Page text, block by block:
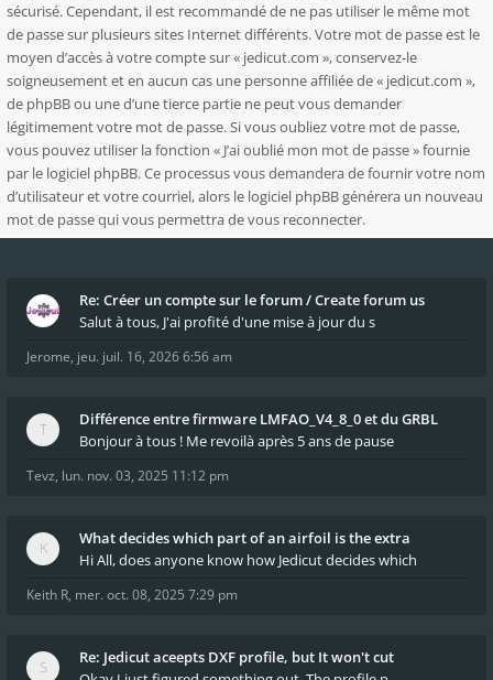
sécurisé. Cependant, il est recommandé de ne pas utiliser le même mot
de passe sur plusieurs sites Internet différents. Votre mot de passe est le
moyen d’accès à votre compte sur « jedicut.com », conservez-le
soigneusement et en aucun cas une personne affiliée de « jedicut.com »,
de phpBB ou une d’une tierce partie ne peut vous demander
légitimement votre mot de passe. Si vous oubliez votre mot de passe,
vous pouvez utiliser la fonction « J’ai oublié mon mot de passe » fournie
par le logiciel phpBB. Ce processus vous demandera de fournir votre nom
d’utilisateur et votre courriel, alors le logiciel phpBB générera un nouveau
mot de passe qui vous permettra de vous reconnecter.
Re: Créer un compte sur le forum / Create forum us
Salut à tous, J'ai profité d'une mise à jour du s
Jerome, jeu. juil. 16, 2026 6:56 am
Différence entre firmware LMFAO_V4_8_0 et du GRBL
Bonjour à tous ! Me revoilà après 5 ans de pause
Tevz, lun. nov. 03, 2025 11:12 pm
What decides which part of an airfoil is the extra
Hi All, does anyone know how Jedicut decides which
Keith R, mer. oct. 08, 2025 7:29 pm
Re: Jedicut aceepts DXF profile, but It won't cut